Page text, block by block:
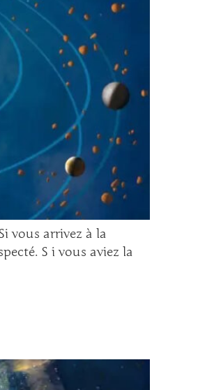
vous arrivez à la
S i vous aviez la